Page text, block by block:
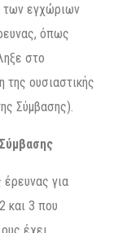
των εγχώριων
όπως
στο
ουσιαστικής
Σύμβασης).
για
και 3 που